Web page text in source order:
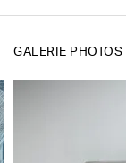
GALERIE PHOTOS